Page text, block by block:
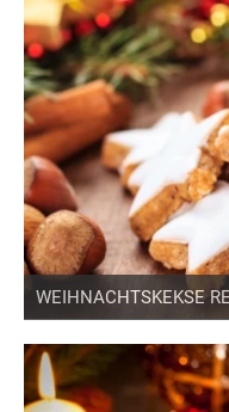
WEIHNACHTSKEKSE